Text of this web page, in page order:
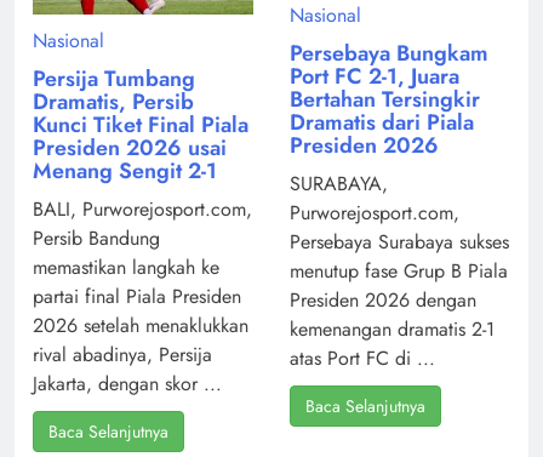
Nasional
Persija Tumbang
Dramatis, Persib
Kunci Tiket Final Piala
Presiden 2026 usai
Menang Sengit 2-1
BALI, Purworejosport.com,
Persib Bandung
memastikan langkah ke
partai final Piala Presiden
2026 setelah menaklukkan
rival abadinya, Persija
Jakarta, dengan skor ...
Baca Selanjutnya
Nasional
Persebaya Bungkam
Port FC 2-1, Juara
Bertahan Tersingkir
Dramatis dari Piala
Presiden 2026
SURABAYA,
Purworejosport.com,
Persebaya Surabaya sukses
menutup fase Grup B Piala
Presiden 2026 dengan
kemenangan dramatis 2-1
atas Port FC di ...
Baca Selanjutnya